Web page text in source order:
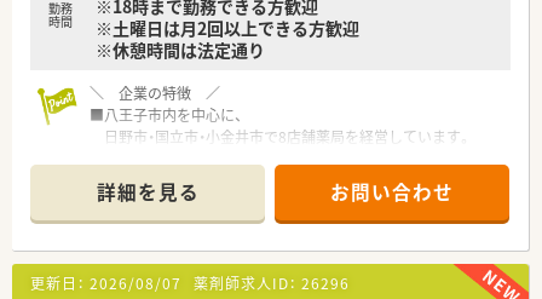
勤務
時間
※18時まで勤務できる方歓迎
※土曜日は月2回以上できる方歓迎
※休憩時間は法定通り
＼ 企業の特徴 ／
■八王子市内を中心に、
日野市・国立市・小金井市で8店舗薬局を経営しています。
■幅広い年齢層の社員が活躍しており、腰を据えて長く働ける環
境です。
■助け合う社風の為、お休みも融通が利きやすく職場環境です。
■トップダウンではなく、現場の意見を尊重して頂ける企業で
す。
詳細を見る お問い合わせ
更新日： 2026/08/07 薬剤師求人ID： 26296